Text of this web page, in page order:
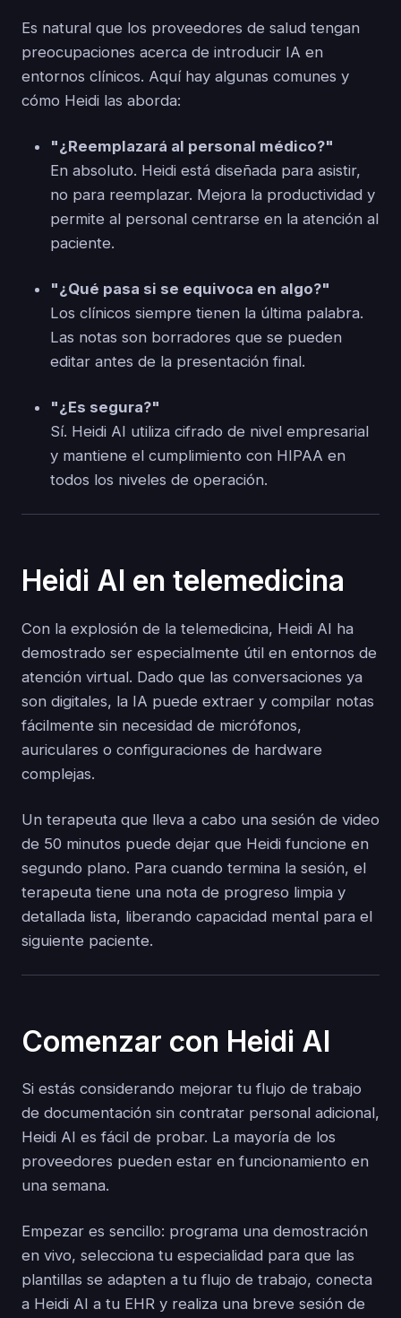
Es natural que los proveedores de salud tengan
preocupaciones acerca de introducir IA en
entornos clínicos. Aquí hay algunas comunes y
cómo Heidi las aborda:
"¿Reemplazará al personal médico?"
En absoluto. Heidi está diseñada para asistir,
no para reemplazar. Mejora la productividad y
permite al personal centrarse en la atención al
paciente.
"¿Qué pasa si se equivoca en algo?"
Los clínicos siempre tienen la última palabra.
Las notas son borradores que se pueden
editar antes de la presentación final.
"¿Es segura?"
Sí. Heidi AI utiliza cifrado de nivel empresarial
y mantiene el cumplimiento con HIPAA en
todos los niveles de operación.
Heidi AI en telemedicina
Con la explosión de la telemedicina, Heidi AI ha
demostrado ser especialmente útil en entornos de
atención virtual. Dado que las conversaciones ya
son digitales, la IA puede extraer y compilar notas
fácilmente sin necesidad de micrófonos,
auriculares o configuraciones de hardware
complejas.
Un terapeuta que lleva a cabo una sesión de video
de 50 minutos puede dejar que Heidi funcione en
segundo plano. Para cuando termina la sesión, el
terapeuta tiene una nota de progreso limpia y
detallada lista, liberando capacidad mental para el
siguiente paciente.
Comenzar con Heidi AI
Si estás considerando mejorar tu flujo de trabajo
de documentación sin contratar personal adicional,
Heidi AI es fácil de probar. La mayoría de los
proveedores pueden estar en funcionamiento en
una semana.
Empezar es sencillo: programa una demostración
en vivo, selecciona tu especialidad para que las
plantillas se adapten a tu flujo de trabajo, conecta
a Heidi AI a tu EHR y realiza una breve sesión de